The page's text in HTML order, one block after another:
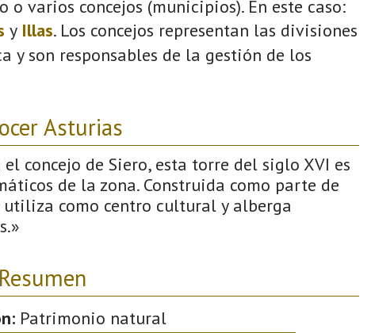
varios concejos (municipios). En este caso:
y Illas. Los concejos representan las divisiones
son responsables de la gestión de los
Asturias
concejo de Siero, esta torre del siglo XVI es
de la zona. Construida como parte de
como centro cultural y alberga
Resumen
Patrimonio natural